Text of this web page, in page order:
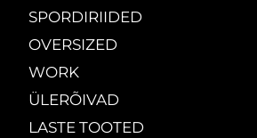
SPORDIRIIDED
OVERSIZED
WORK
ÜLERÕIVAD
LASTE TOOTED